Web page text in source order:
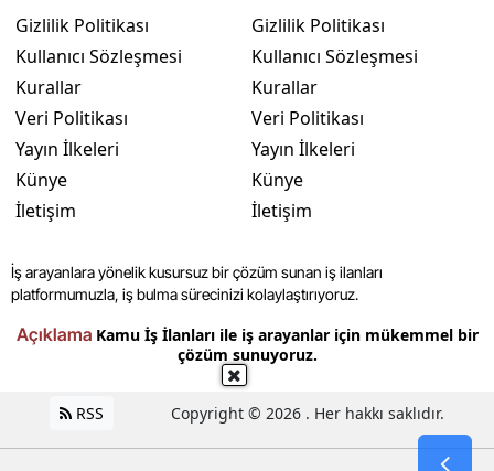
Gizlilik Politikası
Kullanıcı Sözleşmesi
Kurallar
Veri Politikası
Yayın İlkeleri
Künye
İletişim
Gizlilik Politikası
Kullanıcı Sözleşmesi
Kurallar
Veri Politikası
Yayın İlkeleri
Künye
İletişim
İş arayanlara yönelik kusursuz bir çözüm sunan iş ilanları
platformumuzla, iş bulma sürecinizi kolaylaştırıyoruz.
Açıklama Kamu İş İlanları ile iş arayanlar için mükemmel bir
çözüm sunuyoruz.
RSS Copyright © 2026 . Her hakkı saklıdır.